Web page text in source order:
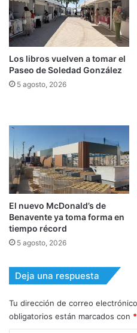
Los libros vuelven a tomar el
Paseo de Soledad González
5 agosto, 2026
El nuevo McDonald’s de
Benavente ya toma forma en
tiempo récord
5 agosto, 2026
Deja una respuesta
Tu dirección de correo
obligatorios están marcados con *